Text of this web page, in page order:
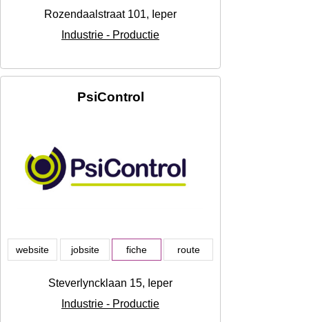
Rozendaalstraat 101, Ieper
Industrie - Productie
PsiControl
website jobsite fiche route
Steverlyncklaan 15, Ieper
Industrie - Productie